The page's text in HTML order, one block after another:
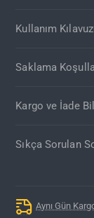
Kullanım
Saklama
Kargo ve İade
Sıkça Sorulan
Aynı Gün